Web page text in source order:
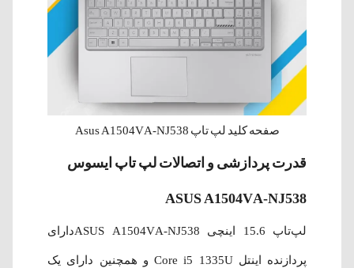
صفحه کلید لپ تاپ Asus A1504VA-NJ538
قدرت پردازشی و اتصالات لپ‌ تاپ ایسوس
ASUS A1504VA-NJ538
لپ‌تاپ 15.6 اینچی ASUS A1504VA-NJ538دارای
پردازنده اینتل Core i5 1335U و همچنین دارای یک